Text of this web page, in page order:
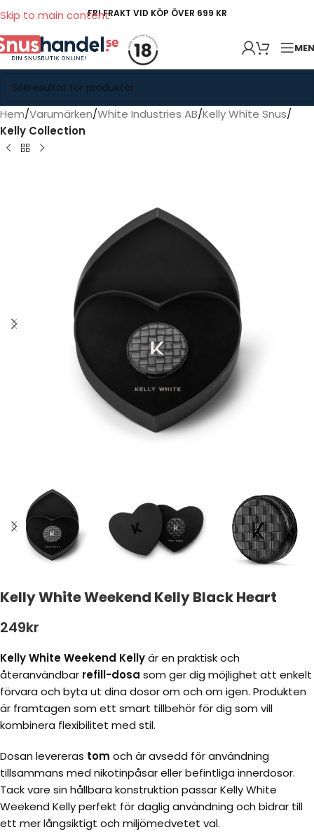
Skip to main contentFRI FRAKT VID KÖP ÖVER 699 KR
Hem Varumärken White Industries AB Kelly White Snus
Kelly Collection
Kelly White Weekend Kelly Black Heart
249kr
Kelly White Weekend Kellyär en praktisk och
återanvändbar refill-dosa som ger dig möjlighet att enkelt
förvara och byta ut dina dosor om och om igen. Produkten
är framtagen som ett smart tillbehör för dig som vill
kombinera flexibilitet med stil.
Dosan levereras tom och är avsedd för användning
tillsammans med nikotinpåsar eller befintliga innerdosor.
Tack vare sin hållbara konstruktion passar Kelly White
Weekend Kelly perfekt för daglig användning och bidrar till
ett mer långsiktigt och miljömedvetet val.